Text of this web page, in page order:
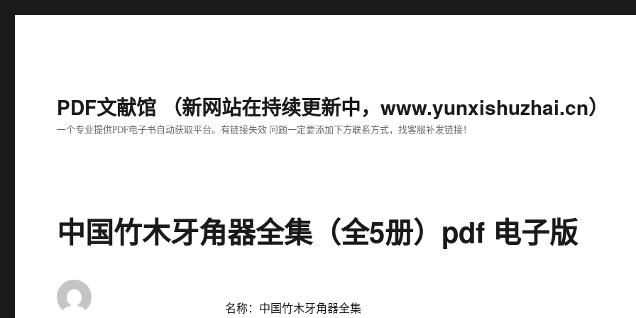
PDF文献馆 （新网站在持续更新中，www.yunxishuzhai.cn）
一个专业提供PDF电子书自动获取平台。有链接失效 问题一定要添加下方联系方式，找客服补发链接！
中国竹木牙角器全集（全5册）pdf 电子版
名称：中国竹木牙角器全集